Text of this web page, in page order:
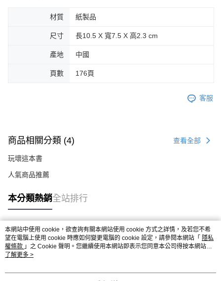
材質 紙製品
尺寸 長10.5 X 寬7.5 X 高2.3 cm
產地 中國
頁數 176頁
客服
商品相關分類 (4) 查看全部
玩壞這本書
人氣商品推薦
本分類熱銷全站排行
熱門標籤
本網站中使用 cookie，欲查詢有關本網站使用 cookie 方式之詳情，及若您不希
望在電腦上使用 cookie 時應如何變更電腦的 cookie 設定，請參閱本網站「 隱私
權條款 」之 Cookie 聲明。您繼續使用本網站即表示您同意本公司得按本網站使
用條款之 Cookie 聲明使用 cookie。
了解更多 >